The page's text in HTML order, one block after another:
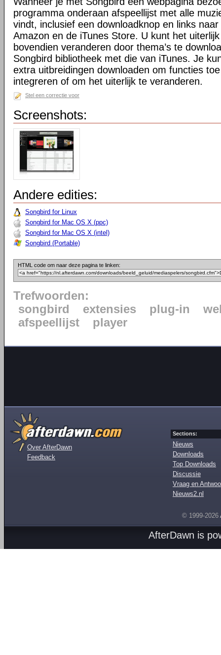
programma onderaan afspeellijst met alle
vindt, inclusief een downloadknop en links
Amazon en de iTunes Store. U kunt het
bovendien veranderen door thema’s te
Songbird bibliotheek met die van iTunes. Je
extra uitbreidingen downloaden om functies
integreren of om het uiterlijk te veranderen.
Stel een correctie voor
Screenshots:
Andere edities:
Songbird for Linux
Songbird for Mac OS X (ppc)
Songbird for Mac OS X (intel)
Songbird (Portable)
HTML code om naar deze pagina te linken:
Trefwoorden:
songbird
extensies plug-in
afspeellijst
player
Over AfterDawn
Feedback
Sections:
Nieuws
Downloads
Top Downloads
Discussie
Vraag en
Nieuws2.nl
© 1999-2026
AfterDawn is